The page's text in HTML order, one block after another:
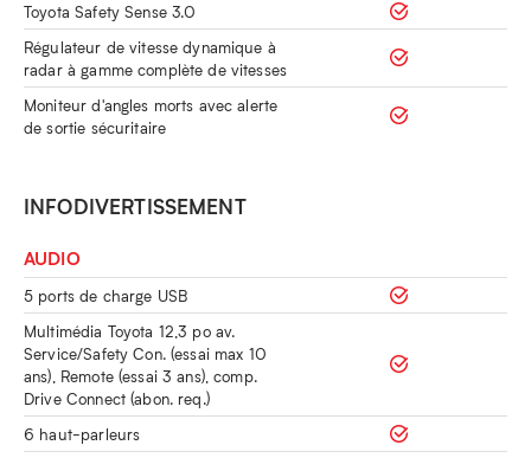
Toyota Safety Sense 3.0
Régulateur de vitesse dynamique à
radar à gamme complète de vitesses
Moniteur d'angles morts avec alerte
de sortie sécuritaire
INFODIVERTISSEMENT
AUDIO
5 ports de charge USB
Multimédia Toyota 12,3 po av.
Service/Safety Con. (essai max 10
ans), Remote (essai 3 ans), comp.
Drive Connect (abon. req.)
6 haut-parleurs